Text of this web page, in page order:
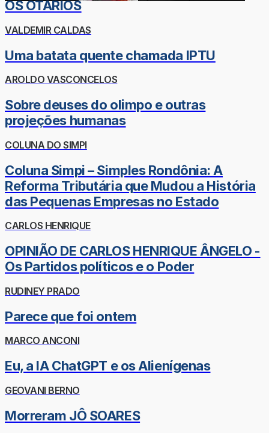
OS OTÁRIOS
VALDEMIR CALDAS
Uma batata quente chamada IPTU
AROLDO VASCONCELOS
Sobre deuses do olimpo e outras
projeções humanas
COLUNA DO SIMPI
Coluna Simpi – Simples Rondônia: A
Reforma Tributária que Mudou a História
das Pequenas Empresas no Estado
CARLOS HENRIQUE
OPINIÃO DE CARLOS HENRIQUE ÂNGELO -
Os Partidos políticos e o Poder
RUDINEY PRADO
Parece que foi ontem
MARCO ANCONI
Eu, a IA ChatGPT e os Alienígenas
GEOVANI BERNO
Morreram JÔ SOARES